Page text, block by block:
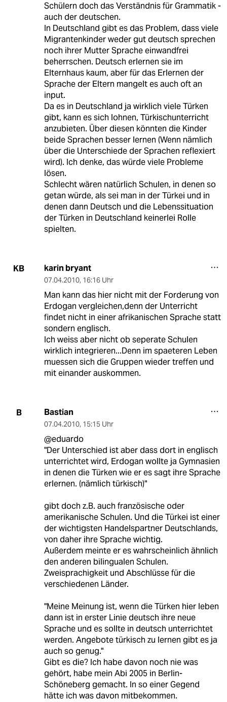
Schülern doch das Verständnis für Grammatik -
auch der deutschen.
In Deutschland gibt es das Problem, dass viele
Migrantenkinder weder gut deutsch sprechen
noch ihrer Mutter Sprache einwandfrei
beherrschen. Deutsch erlernen sie im
Elternhaus kaum, aber für das Erlernen der
Sprache der Eltern mangelt es auch oft an
input.
Da es in Deutschland ja wirklich viele Türken
gibt, kann es sich lohnen, Türkischunterricht
anzubieten. Über diesen könnten die Kinder
beide Sprachen besser lernen (Wenn nämlich
über die Unterschiede der Sprachen reflexiert
wird). Ich denke, das würde viele Probleme
lösen.
Schlecht wären natürlich Schulen, in denen so
getan würde, als sei man in der Türkei und in
denen dann Deutsch und die Lebenssituation
der Türken in Deutschland keinerlei Rolle
spielten.
KB karin bryant
07.04.2010, 16:16 Uhr
Man kann das hier nicht mit der Forderung von
Erdogan vergleichen,denn der Unterricht
findet nicht in einer afrikanischen Sprache statt
sondern englisch.
Ich weiss aber nicht ob seperate Schulen
wirklich integrieren...Denn im spaeteren Leben
muessen sich die Gruppen wieder treffen und
mit einander auskommen.
B Bastian
07.04.2010, 15:15 Uhr
@eduardo
"Der Unterschied ist aber dass dort in englisch
unterrichtet wird, Erdogan wollte ja Gymnasien
in denen die Türken wie er es sagt ihre Sprache
erlernen. (nämlich türkisch)"
gibt doch z.B. auch französische oder
amerikanische Schulen. Und die Türkei ist einer
der wichtigsten Handelspartner Deutschlands,
von daher ihre Sprache wichtig.
Außerdem meinte er es wahrscheinlich ähnlich
den anderen bilingualen Schulen.
Zweisprachigkeit und Abschlüsse für die
verschiedenen Länder.
"Meine Meinung ist, wenn die Türken hier leben
dann ist in erster Linie deutsch ihre neue
Sprache und es sollte in deutsch unterrichtet
werden. Angebote türkisch zu lernen gibt es ja
auch so genug."
Gibt es die? Ich habe davon noch nie was
gehört, habe mein Abi 2005 in Berlin-
Schöneberg gemacht. In so einer Gegend
hätte ich was davon mitbekommen.